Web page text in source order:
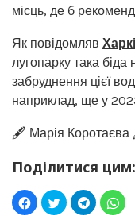
місць, де б
Як повідомляв
лугопарку така
забруднення цієї
наприклад, ще у
🖋️ Марія
Поділитися цим: